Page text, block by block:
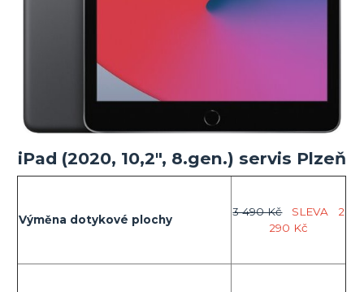
iPad (2020, 10,2", 8.gen.) servis Plzeň
Výměna dotykové plochy
3 490 Kč SLEVA 2
290 Kč